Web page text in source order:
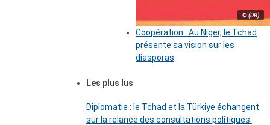
© (DR)
Coopération : Au Niger, le Tchad
présente sa vision sur les
diasporas
Les plus lus
Diplomatie : le Tchad et la Türkiye échangent
sur la relance des consultations politiques